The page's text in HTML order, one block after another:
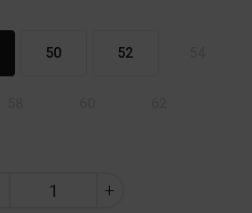
50 52